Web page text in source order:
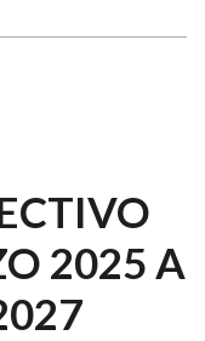
2025 A